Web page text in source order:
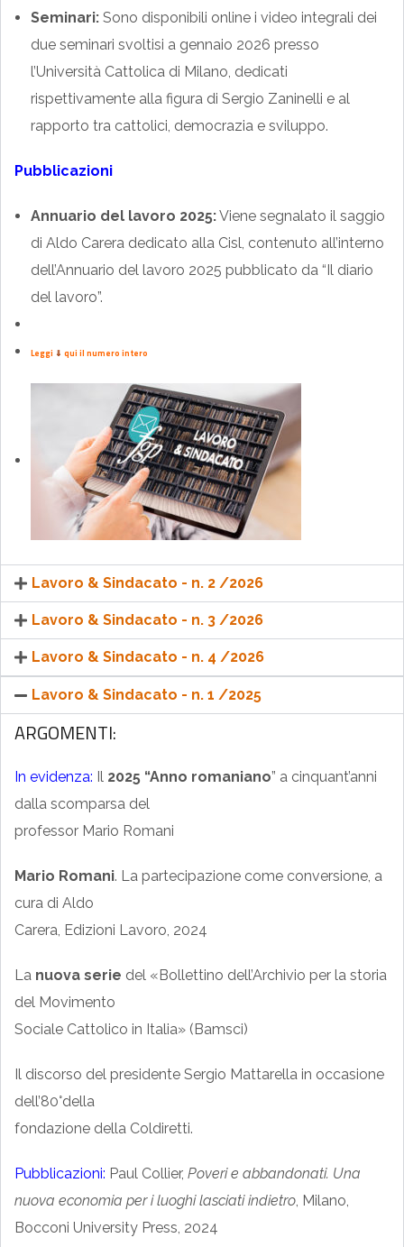
Seminari: Sono disponibili online i video integrali dei
due seminari svoltisi a gennaio 2026 presso
l’Università Cattolica di Milano, dedicati
rispettivamente alla figura di Sergio Zaninelli e al
rapporto tra cattolici, democrazia e sviluppo.
Pubblicazioni
Annuario del lavoro 2025:Viene segnalato il saggio
di Aldo Carera dedicato alla Cisl, contenuto all’interno
dell’Annuario del lavoro 2025 pubblicato da “Il diario
del lavoro”.
Leggi ⇓ qui il numero intero
Lavoro & Sindacato - n. 2 /2026
Lavoro & Sindacato - n. 3 /2026
Lavoro & Sindacato - n. 4 /2026
Lavoro & Sindacato - n. 1 /2025
ARGOMENTI:
In evidenza: Il 2025 “Anno romaniano” a cinquant’anni
dalla scomparsa del
professor Mario Romani
Mario Romani. La partecipazione come conversione, a
cura di Aldo
Carera, Edizioni Lavoro, 2024
La nuova serie del «Bollettino dell’Archivio per la storia
del Movimento
Sociale Cattolico in Italia» (Bamsci)
Il discorso del presidente Sergio Mattarella in occasione
dell’80°della
fondazione della Coldiretti.
Pubblicazioni: Paul Collier, Poveri e abbandonati. Una
nuova economia per i luoghi lasciatiindietro, Milano,
Bocconi University Press, 2024